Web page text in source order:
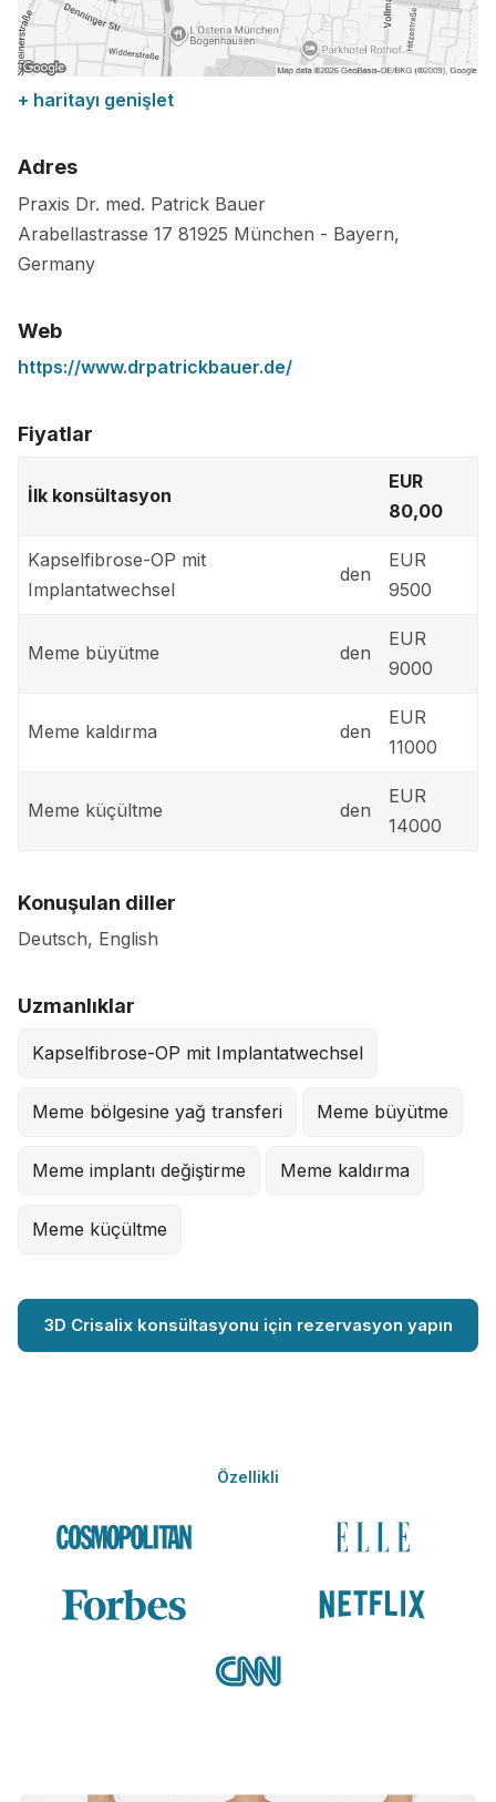
+ haritayı genişlet
Adres
Praxis Dr. med. Patrick Bauer
Arabellastrasse 17 81925 München - Bayern,
Germany
Web
https://www.drpatrickbauer.de/
Fiyatlar
İlk konsültasyon
EUR
80,00
Kapselfibrose-OP mit
Implantatwechsel
den
EUR
9500
Meme büyütme den
EUR
9000
Meme kaldırma den
EUR
11000
Meme küçültme den
EUR
14000
Konuşulan diller
Deutsch, English
Uzmanlıklar
Kapselfibrose-OP mit Implantatwechsel
Meme bölgesine yağ transferi Meme büyütme
Meme implantı değiştirme Meme kaldırma
Meme küçültme
3D Crisalix konsültasyonu için rezervasyon yapın
Özellikli